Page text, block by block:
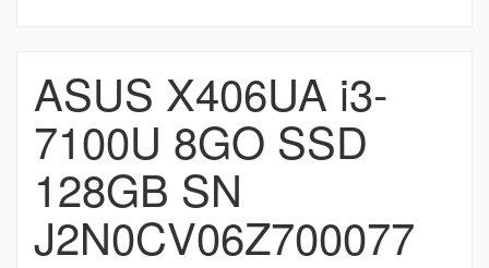
ASUS X406UA i3-
7100U 8GO SSD
128GB SN
J2N0CV06Z700077